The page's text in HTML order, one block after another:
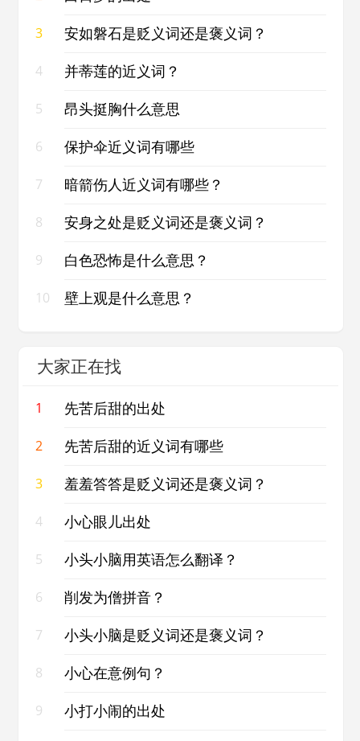
3 安如磐石是贬义词还是褒义词？
4 并蒂莲的近义词？
5 昂头挺胸什么意思
6 保护伞近义词有哪些
7 暗箭伤人近义词有哪些？
8 安身之处是贬义词还是褒义词？
9 白色恐怖是什么意思？
10 壁上观是什么意思？
大家正在找
1 先苦后甜的出处
2 先苦后甜的近义词有哪些
3 羞羞答答是贬义词还是褒义词？
4 小心眼儿出处
5 小头小脑用英语怎么翻译？
6 削发为僧拼音？
7 小头小脑是贬义词还是褒义词？
8 小心在意例句？
9 小打小闹的出处